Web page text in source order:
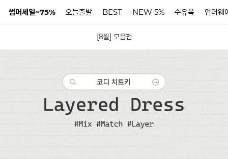
썸머세일~75% 오늘출발 BEST NEW 5% 수유복 언더웨
[8월] 모음전